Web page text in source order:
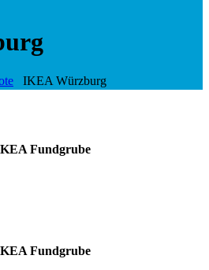
IKEA Würzburg
Fundgrube
Fundgrube